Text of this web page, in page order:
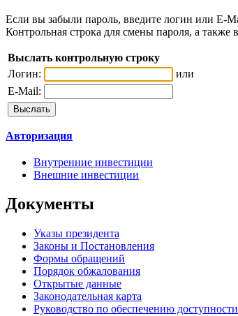
Если вы забыли пароль, введите логин или E-
Контрольная строка для смены пароля, а
Выслать контрольную строку
Логин:
или
E-Mail:
Авторизация
Внутренние инвестиции
Внешние инвестиции
Документы
Указы президента
Законы и Постановления
Формы обращений
Порядок обжалования
Открытые данные
Законодательная карта
Руководство по обеспечению